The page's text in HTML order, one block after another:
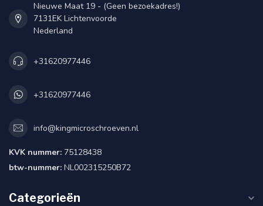
Nieuwe Maat 19 - (Geen bezoekadres!)
7131EK Lichtenvoorde
Nederland
+31620977446
+31620977446
info@kingmicroschroeven.nl
KVK nummer: 75128438
btw-nummer: NL002315250B72
Categorieën